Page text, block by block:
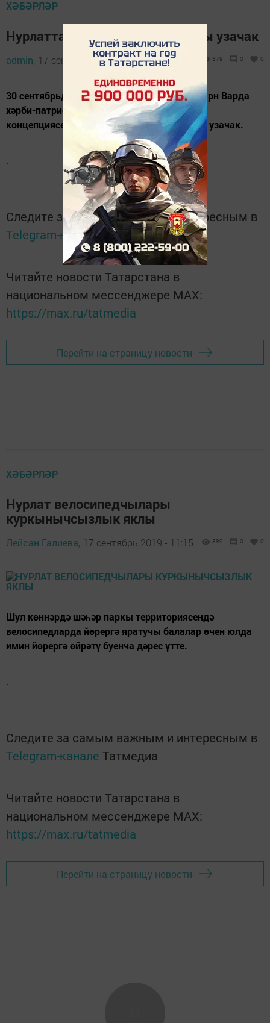
ХӘБӘРЛӘР
Нурлатта җәмәгать тыңлаулары узачак
admin, 17 сентябрь 2019 - 11:16 379 0 0
30 сентябрьдә шәһәр Мәдәният сараенда Тарн Варда
хәрби-патриотик комплексны төзекләндерү
концепциясе буенча җәмәгать тыңлаулары узачак.
.
Следите за самым важным и интересным в
Telegram-каналеТатмедиа
Читайте новости Татарстана в
национальном мессенджере MАХ:
https://max.ru/tatmedia
Перейти на страницу новости
ХӘБӘРЛӘР
Нурлат велосипедчылары
куркынычсызлык яклы
Лейсан Галиева, 17 сентябрь 2019 - 11:15 389 0 0
Шул көннәрдә шәһәр паркы территориясендә
велосипедларда йөрергә яратучы балалар өчен юлда
имин йөрергә өйрәтү буенча дәрес үтте.
.
Следите за самым важным и интересным в
Telegram-канале Татмедиа
Читайте новости Татарстана в
национальном мессенджере MАХ:
https://max.ru/tatmedia
Перейти на страницу новости